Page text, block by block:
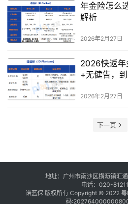
年金险怎么
解析
2026年2月27日
2026快返年
+无健告，到
2026年2月27日
下一页
地址：广州市南沙区横沥镇汇
电话：020-
谱蓝保 版权所有 Copyright © 2022
码